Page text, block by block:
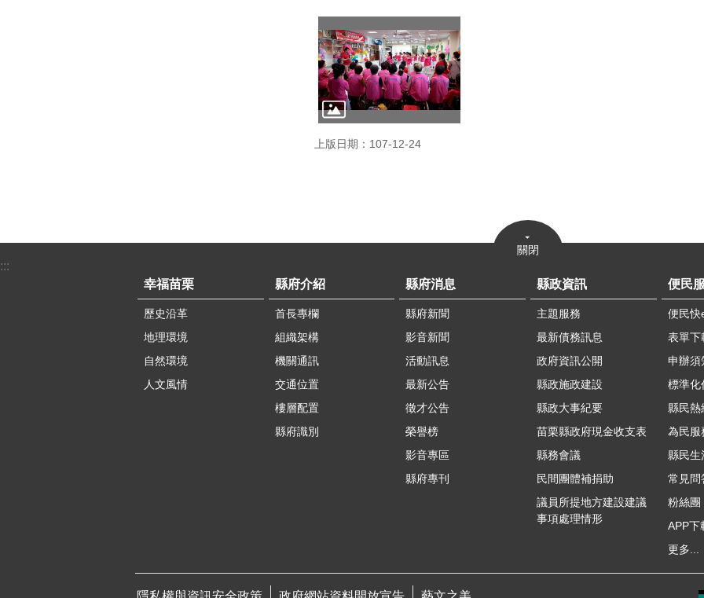
上版日期：107-12-24
關閉
:::
幸福苗栗
歷史沿革
地理環境
自然環境
人文風情
縣府介紹
首長專欄
組織架構
機關通訊
交通位置
樓層配置
縣府識別
縣府消息
縣府新聞
影音新聞
活動訊息
最新公告
徵才公告
榮譽榜
影音專區
縣府專刊
縣政資訊
主題服務
最新債務訊息
政府資訊公開
縣政施政建設
縣政大事紀要
苗栗縣政府現金收支表
縣務會議
民間團體補捐助
議員所提地方建設建議
事項處理情形
便民
便民快
表單下
申辦須
標準化
縣民熱
為民服
縣民生
常見問
粉絲團
APP下
更多...